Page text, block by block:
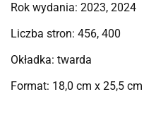
Rok wydania: 2023, 2024
Liczba stron: 456, 400
Okładka: twarda
Format: 18,0 cm x 25,5 cm